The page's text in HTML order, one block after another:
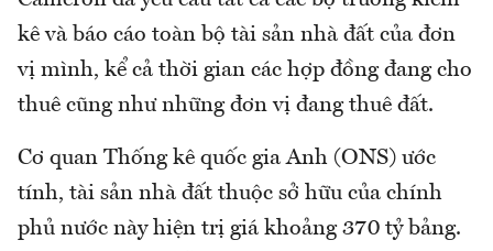
kê và báo cáo toàn bộ tài sản nhà đất của đơn
vị mình, kể cả thời gian các hợp đồng đang cho
thuê cũng như những đơn vị đang thuê đất.
Cơ quan Thống kê quốc gia Anh (ONS) ước
tính, tài sản nhà đất thuộc sở hữu của chính
phủ nước này hiện trị giá khoảng 370 tỷ bảng.